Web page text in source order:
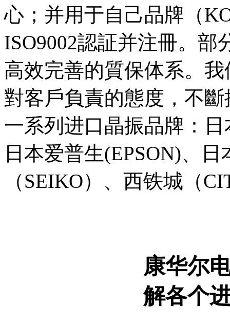
心；并用于自己品牌（
ISO9002認証并注冊。
高效完善的質保体系。
對客戶負責的態度，不
一系列进口晶振品牌：
日本爱普生(EPSON)、
（SEIKO）、西铁城（
康华尔
解各个